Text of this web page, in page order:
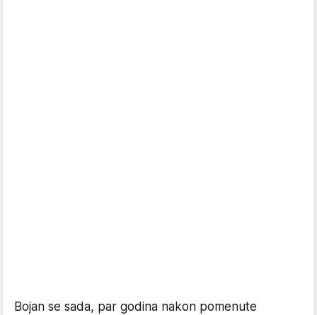
Bojan se sada, par godina nakon pomenute